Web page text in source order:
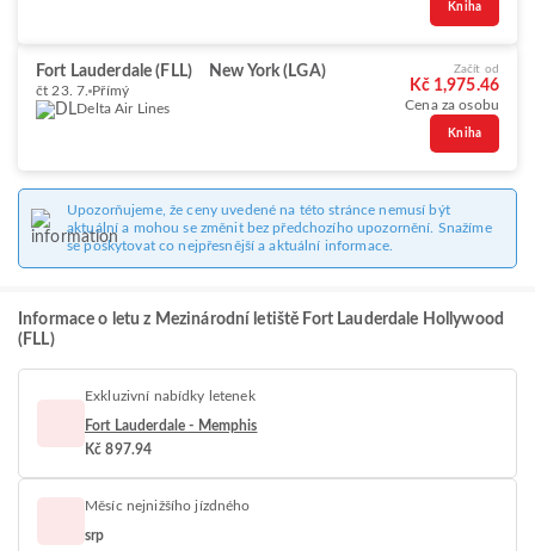
Kniha
Fort Lauderdale (FLL) New York (LGA)
čt 23. 7. Přímý
Delta Air Lines
Začít od
Kč 1,975.46
Cena za osobu
Kniha
Upozorňujeme, že ceny uvedené na této stránce nemusí být
aktuální a mohou se změnit bez předchozího upozornění. Snažíme
se poskytovat co nejpřesnější a aktuální informace.
Informace o letu z Mezinárodní letiště Fort Lauderdale Hollywood
(FLL)
Exkluzivní nabídky letenek
Fort Lauderdale - Memphis
Kč 897.94
Měsíc nejnižšího jízdného
srp